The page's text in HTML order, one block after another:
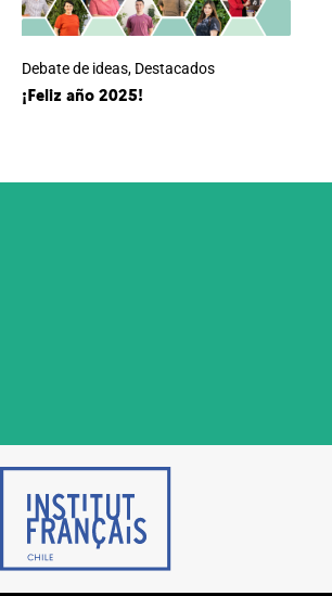
Debate de ideas, Destacados
¡Feliz año 2025!